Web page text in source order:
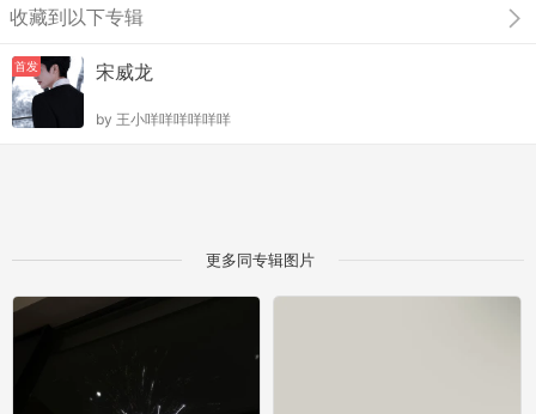
收藏到以下专辑
首发 宋威龙
by 王小咩咩咩咩咩咩
更多同专辑图片